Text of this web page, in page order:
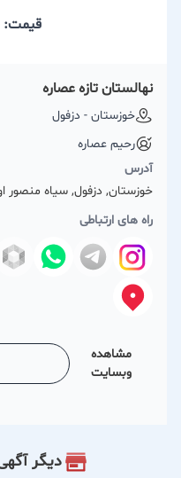
قیمت: 20,000
نهالستان تازه عصاره
خوزستان - دزفول
رحیم عصاره
آدرس
خوزستان, دزفول, سیاه
راه های ارتباطی
مشاهده
وبسایت
دیگر